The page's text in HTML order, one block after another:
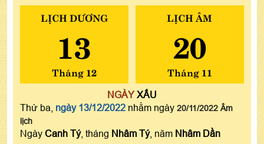
LỊCH DƯƠNG
13
Tháng 12
LỊCH ÂM
20
Tháng 11
NGÀYXẤU
Thứ ba, ngày 13/12/2022 nhằm ngày 20/11/2022 Âm
lịch
Ngày Canh Tý, tháng Nhâm Tý, năm Nhâm Dần